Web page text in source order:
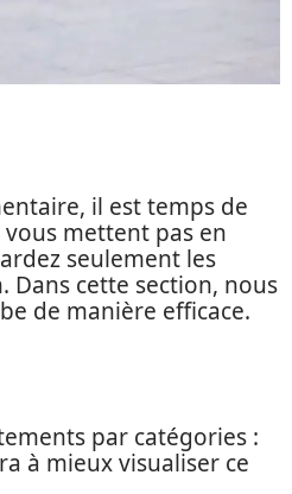
il est temps de
mettent pas en
seulement les
Dans cette section, nous
de manière efficace.
par catégories :
à mieux visualiser ce